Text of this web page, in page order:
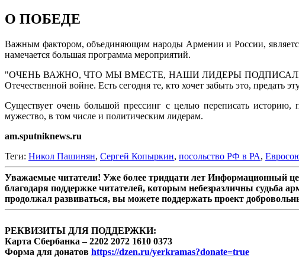
О ПОБЕДЕ
Важным фактором, объединяющим народы Армении и России,
намечается большая программа мероприятий.
"ОЧЕНЬ ВАЖНО, ЧТО МЫ ВМЕСТЕ, НАШИ ЛИДЕРЫ ПОДПИСАЛИ
Отечественной войне. Есть сегодня те, кто хочет забыть это,
Существует очень большой прессинг с целью переписать
мужество, в том числе и политическим лидерам.
am.sputniknews.ru
Теги: Никол Пашинян, Сергей Копыркин, посольство РФ в РА,
Уважаемые читатели! Уже более тридцати лет Информационный
благодаря поддержке читателей, которым небезразличны судьба
продолжал развиваться, вы можете поддержать проект
РЕКВИЗИТЫ ДЛЯ ПОДДЕРЖКИ:
Карта Сбербанка – 2202 2072 1610 0373
Форма для донатов https://dzen.ru/yerkramas?donate=true